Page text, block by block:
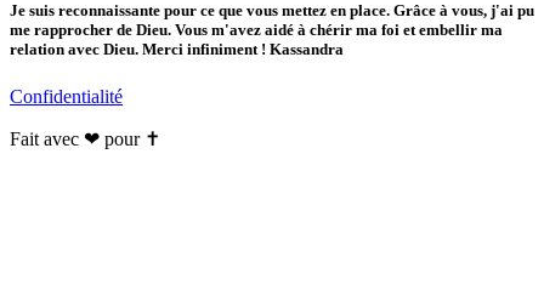
Je suis reconnaissante pour ce que vous mettez en place. Grâce à vous, j'ai pu
me rapprocher de Dieu. Vous m'avez aidé à chérir ma foi et embellir ma
relation avec Dieu. Merci infiniment ! Kassandra
Confidentialité
Fait avec ❤ pour ✝️️